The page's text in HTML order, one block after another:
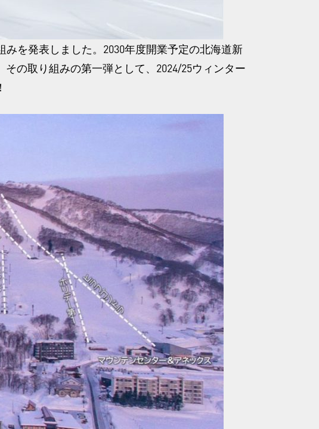
みを発表しました。2030年度開業予定の北海道新
の取り組みの第一弾として、2024/25ウィンター